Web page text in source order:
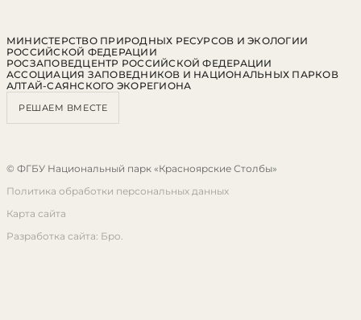
МИНИСТЕРСТВО ПРИРОДНЫХ РЕСУРСОВ И ЭКОЛОГИИ
РОССИЙСКОЙ ФЕДЕРАЦИИ
РОСЗАПОВЕДЦЕНТР РОССИЙСКОЙ ФЕДЕРАЦИИ
АССОЦИАЦИЯ ЗАПОВЕДНИКОВ И НАЦИОНАЛЬНЫХ ПАРКОВ
АЛТАЙ-САЯНСКОГО ЭКОРЕГИОНА
РЕШАЕМ ВМЕСТЕ
© ФГБУ Национальный парк «Красноярские Столбы»
Политика обработки персональных данных
Карта сайта
Разработка сайта: Бро.